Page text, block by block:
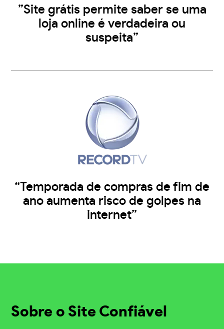
”Site grátis permite saber se uma
loja online é verdadeira ou
suspeita”
“Temporada de compras de fim de
ano aumenta risco de golpes na
internet”
Sobre o Site Confiável